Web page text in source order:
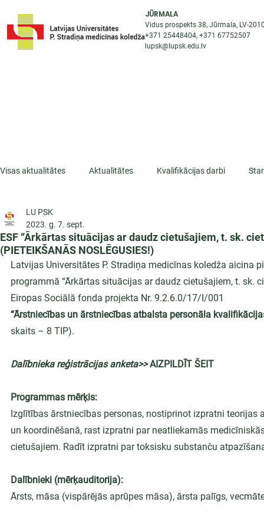
JŪRMALA
Vidus prospekts 38, Jūrmala, LV-
+371 25448404, +371 67752507
lupsk@lupsk.edu.lv
Visas aktualitātes Aktualitātes Kvalifikācijas darbi
ESF projekti
ESF “Ārkārtas situācijas ar daudz cietušajiem, t. sk.
(PIETEIKŠANĀS NOSLĒGUSIES!)
LU PSK
2023. g. 7. sept.
Latvijas Universitātes P. Stradiņa medicīnas koledža
programmā “Ārkārtas situācijas ar daudz cietušajiem, t. sk.
Eiropas Sociālā fonda projekta Nr. 9.2.6.0/17/I/001
“Ārstniecības un ārstniecības atbalsta personāla
skaits – 8 TIP).
Dalībnieka reģistrācijas anketa>> AIZPILDĪT ŠEIT
Programmas mērķis:
Izglītības ārstniecības personas, nostiprinot izpratni
un koordinēšanā, rast izpratni par neatliekamās
cietušajiem. Radīt izpratni par toksisku substanču
Dalībnieki (mērķauditorija):
Ārsts, māsa (vispārējās aprūpes māsa), ārsta palīgs,